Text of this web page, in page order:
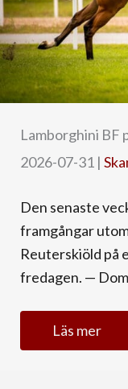
Lamborghini BF
2026-07-31 |
Den senaste
framgångar
Reuterskiöld på
fredagen. —
Läs mer